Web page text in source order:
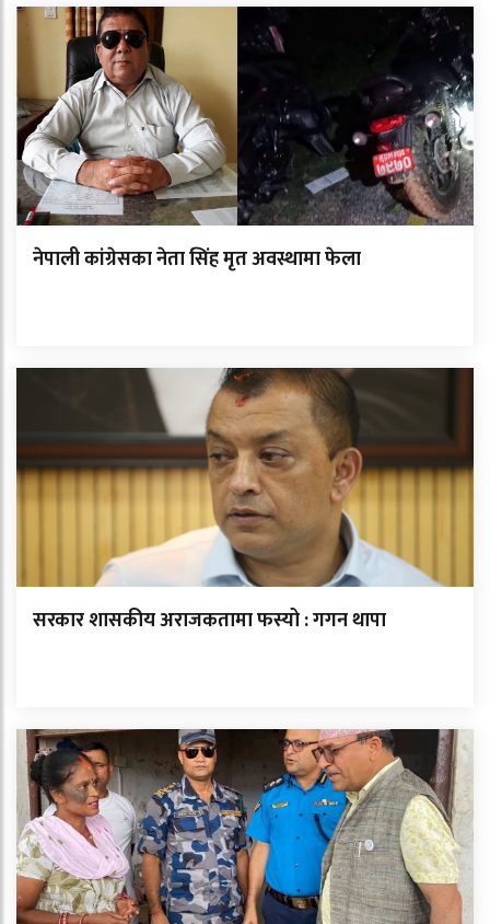
नेपाली कांग्रेसका नेता सिंह मृत अवस्थामा फेला
सरकार शासकीय अराजकतामा फस्यो : गगन थापा